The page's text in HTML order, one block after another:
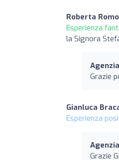
Roberta
Esperienza
la Signora
Grazie
Gianluca
Esperienza
Grazie